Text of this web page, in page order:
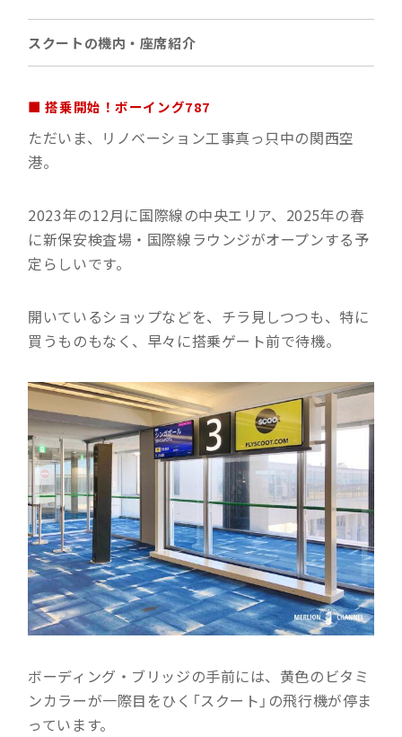
スクートの機内・座席紹介
■ 搭乗開始！ボーイング787
ただいま、リノベーション工事真っ只中の関西空
港。
2023年の12月に国際線の中央エリア、2025年の春
に新保安検査場・国際線ラウンジがオープンする予
定らしいです。
開いているショップなどを、チラ見しつつも、特に
買うものもなく、早々に搭乗ゲート前で待機。
ボーディング・ブリッジの手前には、黄色のビタミ
ンカラーが一際目をひく「スクート」の飛行機が停ま
っています。